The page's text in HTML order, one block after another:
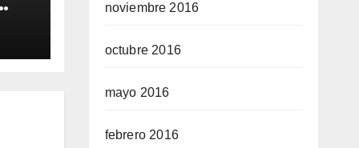
noviembre 2016
octubre 2016
mayo 2016
febrero 2016